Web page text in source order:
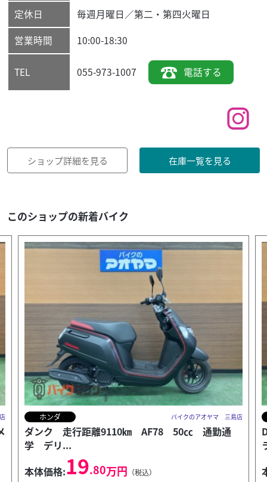
定休日
毎週月曜日／第二・第四火曜日
営業時間
10:00-18:30
TEL 055-973-1007 電話する
ショップ詳細を見る 在庫一覧を見る
このショップの新着バイク
ホンダ バイクのアオヤマ 三島店
DAX125 2026年モデル パールシャイニングブ
ラック ...
本体価格:49.56万円 （税込）